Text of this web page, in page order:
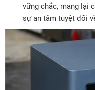
vững chắc, mang lại
sự an tâm tuyệt đối